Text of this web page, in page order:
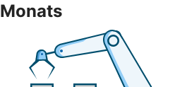
Monats